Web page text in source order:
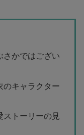
さかではござい
のキャラクター
ストーリーの見